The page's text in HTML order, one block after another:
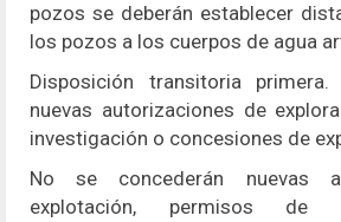
pozos se deberán establecer
los pozos a los cuerpos de agua
Disposición transitoria
nuevas autorizaciones de
investigación o concesiones de
No se concederán nuevas
explotación, permisos de